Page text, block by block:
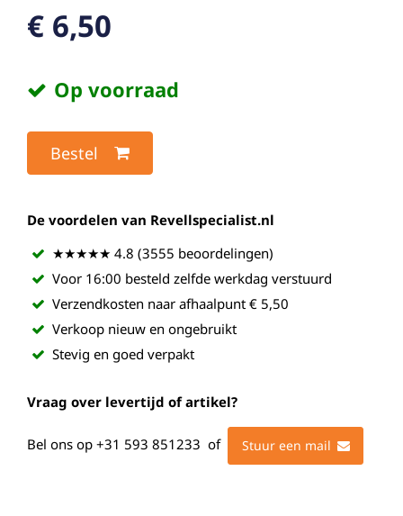
€ 6,50
Op voorraad
Bestel
De voordelen van Revellspecialist.nl
★★★★★ 4.8 (3555 beoordelingen)
Voor 16:00 besteld zelfde werkdag verstuurd
Verzendkosten naar afhaalpunt € 5,50
Verkoop nieuw en ongebruikt
Stevig en goed verpakt
Vraag over levertijd of artikel?
Bel ons op +31 593 851233 of Stuur een mail